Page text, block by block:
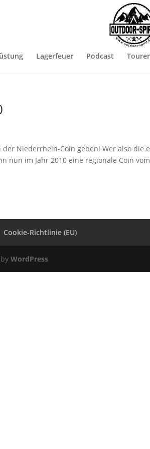
Lagerfeuer Podcast
Niederrhein-Coin geben! Wer also die
nun im Jahr 2010 eine regionale Coin
Cookie-Richtlinie (EU)
byWordPress